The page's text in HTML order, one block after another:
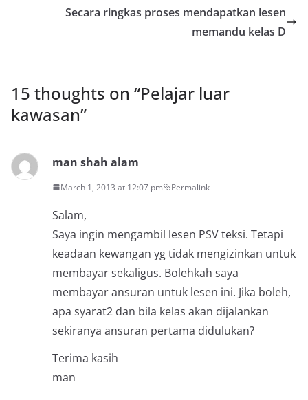
Secara ringkas proses mendapatkan lesen
memandu kelas D
15 thoughts on “Pelajar luar
kawasan”
man shah alam
March 1, 2013 at 12:07 pm Permalink
Salam,
Saya ingin mengambil lesen PSV teksi. Tetapi
keadaan kewangan yg tidak mengizinkan untuk
membayar sekaligus. Bolehkah saya
membayar ansuran untuk lesen ini. Jika boleh,
apa syarat2 dan bila kelas akan dijalankan
sekiranya ansuran pertama didulukan?
Terima kasih
man